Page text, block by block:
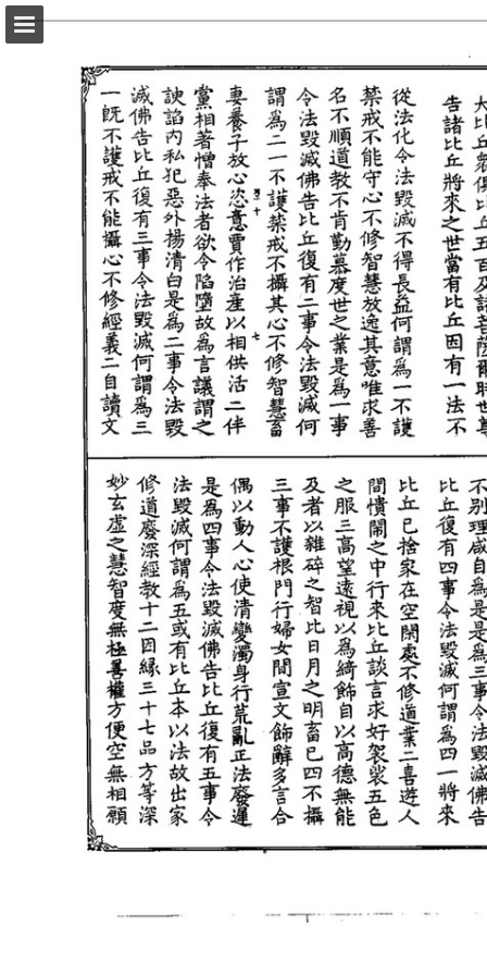
頁面概覽
以PDF格式下載
報告出版
Powered by Publitas